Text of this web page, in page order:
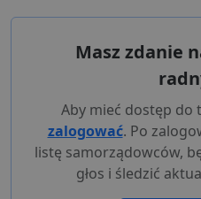
Masz zdanie
Aby mieć dostęp do
zalogować. Po
listę samorządowców,
głos i śledzić